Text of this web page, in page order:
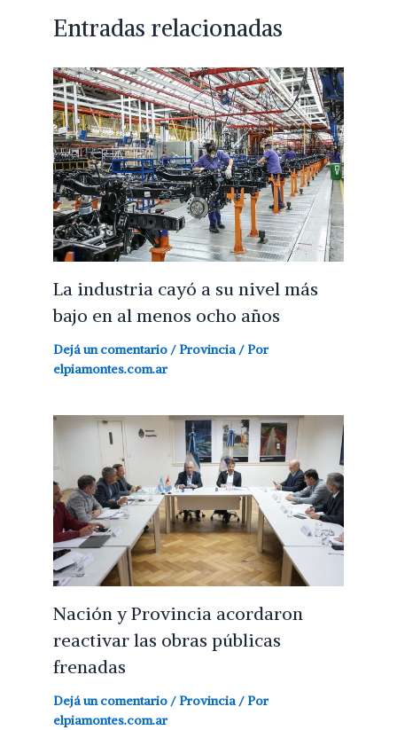
Entradas relacionadas
La industria cayó a su nivel más
bajo en al menos ocho años
Dejá un comentario /Provincia / Por
elpiamontes.com.ar
Nación y Provincia acordaron
reactivar las obras públicas
frenadas
Dejá un comentario /Provincia / Por
elpiamontes.com.ar